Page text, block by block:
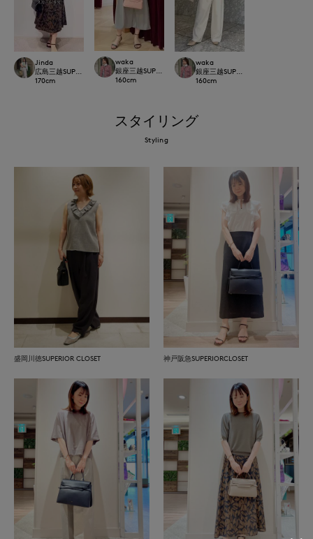
Jinda
広島三越SUPERIORCLOSET
170cm
waka
銀座三越SUPERIOR CLOSET GINZA
160cm
waka
銀座三越SUPERIOR CLOSET GINZA
160cm
スタイリング
Styling
盛岡川徳SUPERIOR CLOSET 神戸阪急SUPERIORCLOSET